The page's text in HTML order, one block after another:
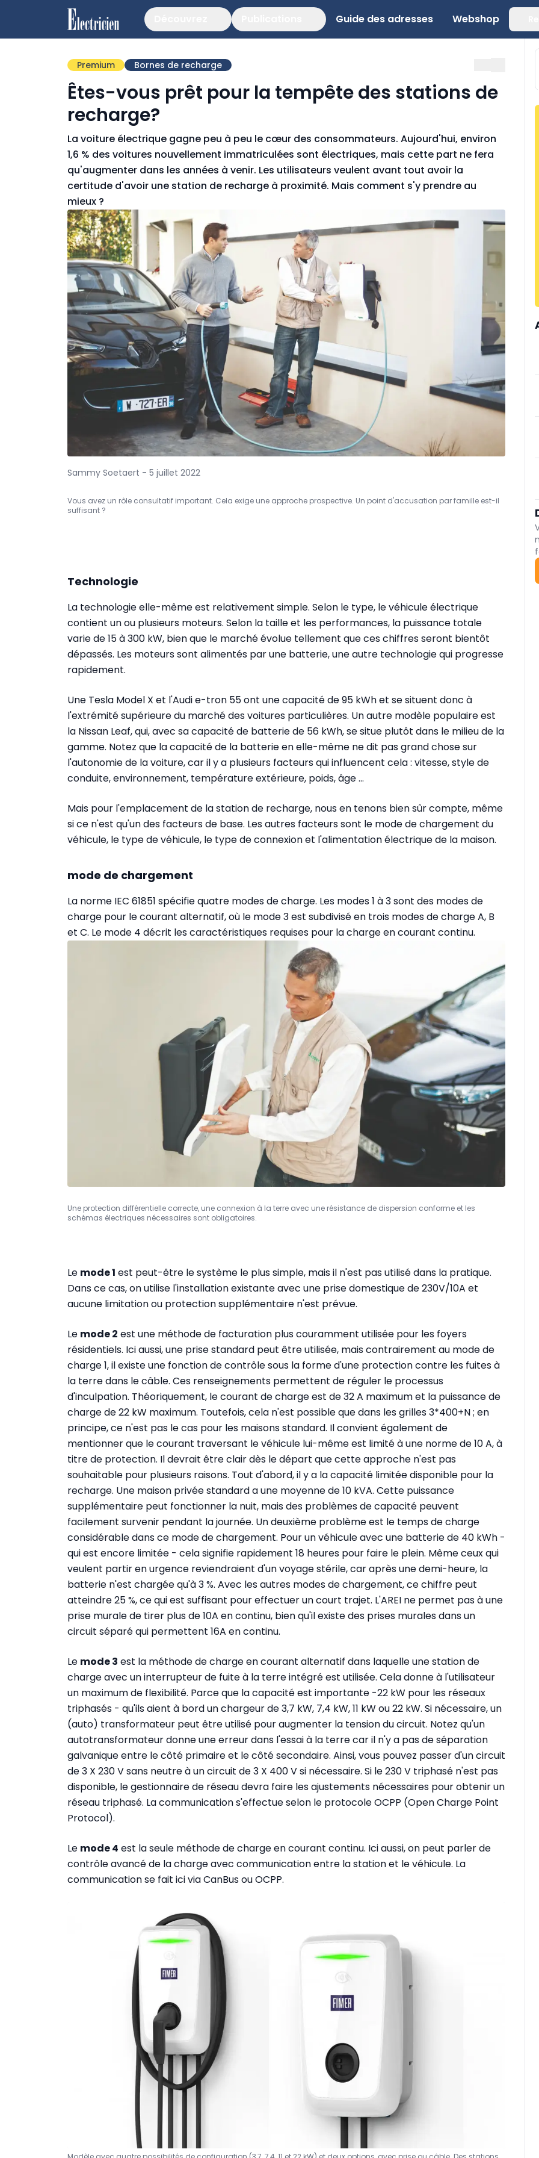
Guide des adresses Webshop
Premium Bornes de recharge
Êtes-vous prêt pour la tempête des stations de
recharge?
La voiture électrique gagne peu à peu le cœur des consommateurs. Aujourd'hui, environ
1,6 % des voitures nouvellement immatriculées sont électriques, mais cette part ne fera
qu'augmenter dans les années à venir. Les utilisateurs veulent avant tout avoir la
certitude d'avoir une station de recharge à proximité. Mais comment s'y prendre au
mieux ?
Sammy Soetaert - 5 juillet 2022
Vous avez un rôle consultatif important. Cela exige une approche prospective. Un point d'accusation par famille est-il
suffisant ?
Technologie
La technologie elle-même est relativement simple. Selon le type, le véhicule électrique
contient un ou plusieurs moteurs. Selon la taille et les performances, la puissance totale
varie de 15 à 300 kW, bien que le marché évolue tellement que ces chiffres seront bientôt
dépassés. Les moteurs sont alimentés par une batterie, une autre technologie qui progresse
rapidement.
Une Tesla Model X et l'Audi e-tron 55 ont une capacité de 95 kWh et se situent donc à
l'extrémité supérieure du marché des voitures particulières. Un autre modèle populaire est
la Nissan Leaf, qui, avec sa capacité de batterie de 56 kWh, se situe plutôt dans le milieu de la
gamme. Notez que la capacité de la batterie en elle-même ne dit pas grand chose sur
l'autonomie de la voiture, car il y a plusieurs facteurs qui influencent cela : vitesse, style de
conduite, environnement, température extérieure, poids, âge ...
Mais pour l'emplacement de la station de recharge, nous en tenons bien sûr compte, même
si ce n'est qu'un des facteurs de base. Les autres facteurs sont le mode de chargement du
véhicule, le type de véhicule, le type de connexion et l'alimentation électrique de la maison.
mode de chargement
La norme IEC 61851 spécifie quatre modes de charge. Les modes 1 à 3 sont des modes de
charge pour le courant alternatif, où le mode 3 est subdivisé en trois modes de charge A, B
et C. Le mode 4 décrit les caractéristiques requises pour la charge en courant continu.
Une protection différentielle correcte, une connexion à la terre avec une résistance de dispersion conforme et les
schémas électriques nécessaires sont obligatoires.
Le mode 1 est peut-être le système le plus simple, mais il n'est pas utilisé dans la pratique.
Dans ce cas, on utilise l'installation existante avec une prise domestique de 230V/10A et
aucune limitation ou protection supplémentaire n'est prévue.
Le mode 2 est une méthode de facturation plus couramment utilisée pour les foyers
résidentiels. Ici aussi, une prise standard peut être utilisée, mais contrairement au mode de
charge 1, il existe une fonction de contrôle sous la forme d'une protection contre les fuites à
la terre dans le câble. Ces renseignements permettent de réguler le processus
d'inculpation. Théoriquement, le courant de charge est de 32 A maximum et la puissance de
charge de 22 kW maximum. Toutefois, cela n'est possible que dans les grilles 3*400+N ; en
principe, ce n'est pas le cas pour les maisons standard. Il convient également de
mentionner que le courant traversant le véhicule lui-même est limité à une norme de 10 A, à
titre de protection. Il devrait être clair dès le départ que cette approche n'est pas
souhaitable pour plusieurs raisons. Tout d'abord, il y a la capacité limitée disponible pour la
recharge. Une maison privée standard a une moyenne de 10 kVA. Cette puissance
supplémentaire peut fonctionner la nuit, mais des problèmes de capacité peuvent
facilement survenir pendant la journée. Un deuxième problème est le temps de charge
considérable dans ce mode de chargement. Pour un véhicule avec une batterie de 40 kWh -
qui est encore limitée - cela signifie rapidement 18 heures pour faire le plein. Même ceux qui
veulent partir en urgence reviendraient d'un voyage stérile, car après une demi-heure, la
batterie n'est chargée qu'à 3 %. Avec les autres modes de chargement, ce chiffre peut
atteindre 25 %, ce qui est suffisant pour effectuer un court trajet. L'AREI ne permet pas à une
prise murale de tirer plus de 10A en continu, bien qu'il existe des prises murales dans un
circuit séparé qui permettent 16A en continu.
Le mode 3 est la méthode de charge en courant alternatif dans laquelle une station de
charge avec un interrupteur de fuite à la terre intégré est utilisée. Cela donne à l'utilisateur
un maximum de flexibilité. Parce que la capacité est importante -22 kW pour les réseaux
triphasés - qu'ils aient à bord un chargeur de 3,7 kW, 7,4 kW, 11 kW ou 22 kW. Si nécessaire, un
(auto) transformateur peut être utilisé pour augmenter la tension du circuit. Notez qu'un
autotransformateur donne une erreur dans l'essai à la terre car il n'y a pas de séparation
galvanique entre le côté primaire et le côté secondaire. Ainsi, vous pouvez passer d'un circuit
de 3 X 230 V sans neutre à un circuit de 3 X 400 V si nécessaire. Si le 230 V triphasé n'est pas
disponible, le gestionnaire de réseau devra faire les ajustements nécessaires pour obtenir un
réseau triphasé. La communication s'effectue selon le protocole OCPP (Open Charge Point
Protocol).
Le mode 4 est la seule méthode de charge en courant continu. Ici aussi, on peut parler de
contrôle avancé de la charge avec communication entre la station et le véhicule. La
communication se fait ici via CanBus ou OCPP.